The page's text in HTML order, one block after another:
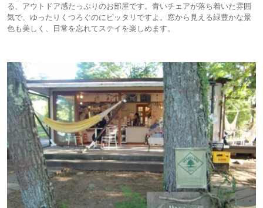
る、アウトドア感たっぷりのお部屋です。青いチェアが落ち着いた雰囲
気で、ゆったりくつろぐのにピッタリですよ。窓から見える緑豊かな景
色も美しく、日常を忘れてステイを楽しめます。